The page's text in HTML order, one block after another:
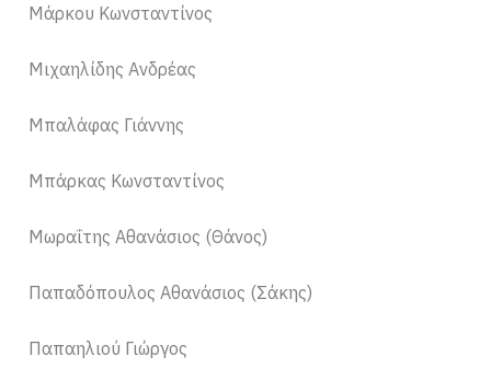
Μάρκου Κωνσταντίνος
Μιχαηλίδης Ανδρέας
Μπαλάφας Γιάννης
Μπάρκας Κωνσταντίνος
Μωραΐτης Αθανάσιος (Θάνος)
Παπαδόπουλος Αθανάσιος (Σάκης)
Παπαηλιού Γιώργος